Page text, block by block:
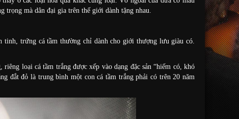
trọng mà dân đại gia trên thế giới dành tặng nhau.
tinh, trứng cá tầm thường chỉ dành cho giới thượng lưu giàu có.
loại cá tầm trắng được xếp vào dạng đặc sản “hiếm có, khó
đắt đỏ là trung bình một con cá tầm trắng phải có trên 20 năm